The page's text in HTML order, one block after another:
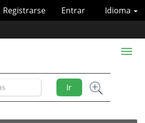
Idioma
Registrarse Entrar
Ir
Toggle